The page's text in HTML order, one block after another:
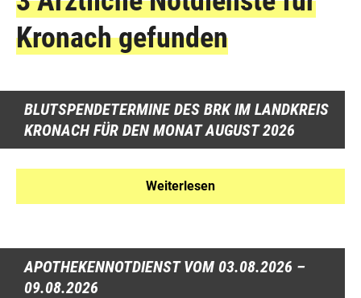
Kronach gefunden
BLUTSPENDETERMINE DES BRK IM LANDKREIS
KRONACH FÜR DEN MONAT AUGUST 2026
Weiterlesen
APOTHEKENNOTDIENST VOM 03.08.2026 –
09.08.2026